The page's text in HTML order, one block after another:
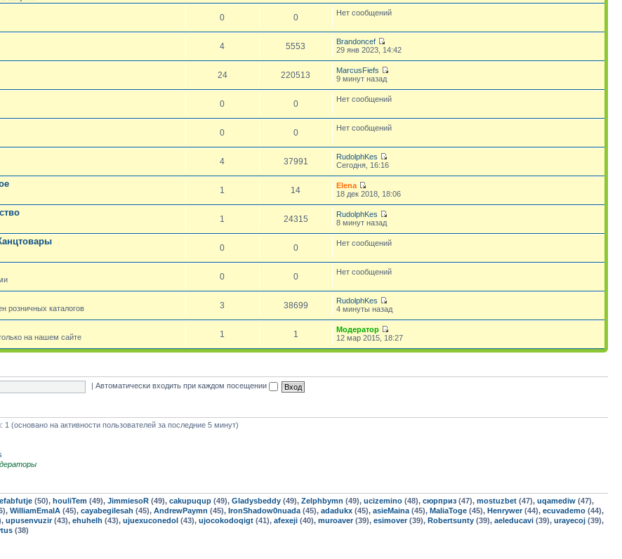
0 0 Нет сообщений
4 5553
Brandoncef
29 янв 2023, 14:42
24 220513
MarcusFiefs
9 минут назад
0 0 Нет сообщений
0 0 Нет сообщений
4 37991
RudolphKes
Сегодня, 16:16
1 14
Elena
18 дек 2018, 18:06
1 24315
RudolphKes
8 минут назад
0 0 Нет сообщений
0 0 Нет сообщений
розничных каталогов 3 38699
RudolphKes
4 минуты назад
на нашем сайте 1 1
Модератор
12 мар 2015, 18:27
|Автоматически входить при каждом посещении
1 (основано на активности пользователей за последние 5 минут)
(50), houliTem (49), JimmiesoR (49), cakupuqup (49), Gladysbeddy (49), Zelphbymn (49), ucizemino (48), сюрприз (47), mostuzbet (47), uqamediw (47),
WilliamEmalA (45), cayabegilesah (45), AndrewPaymn (45), IronShadow0nuada (45), adadukx (45), asieMaina (45), MaliaToge (45), Henrywer(44), ecuvademo (44),
upusenvuzir(43), ehuhelh (43), ujuexuconedol (43), ujocokodoqigt (41), afexeji (40), muroaver(39), esimover(39), Robertsunty (39), aeleducavi (39), urayecoj (39),
(38)